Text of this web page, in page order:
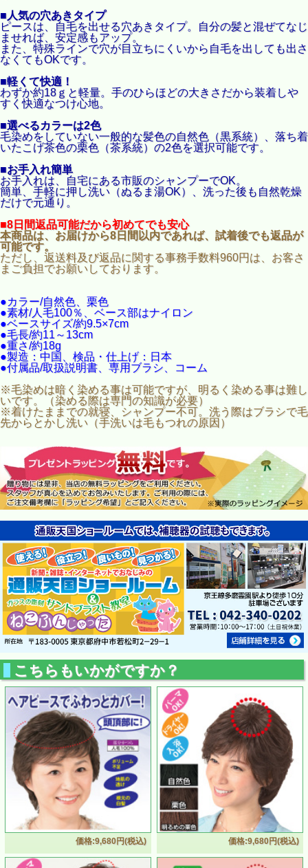
■人気の穴あきタイプ
ピースは、自毛を出せる穴あきタイプ。自分の髪と混ぜてなじ
ませれば、安定感もアップ。
また、特殊ラインで穴が目立ちにくいから自毛を出しても出さ
なくてもOKです。
■軽くて快適！
わずか約18ｇと軽量。手のひらほどの大きさだから装着しや
すく快適なつけ心地。
■選べるカラーは2色
毛染めをしていない一般的な髪色の自然色（黒系統）、落ち着
いたこげ茶色の栗色（茶系統）の2色を選択可能です。
■お手入れ簡単
お手入れは、自宅にある市販のシャンプーでOK。
簡単、手軽に押し洗い（ぬるま湯OK）、洗った後も自然乾燥
だけで元通り。
■8日間返品可能だから初めてでも安心
本商品は、お届けから8日間以内であれば、試着後でも返品が
可能です。
ただし、返送料及び返品に関する事務手数料960円は、お客さ
まご負担でお願いしております。
●カラー/自然色、栗色
●素材/人毛100％、ベース部はナイロン
●ベースサイズ/約9.5×7cm
●毛長/約11～13cm
●重さ/約18g
●製造：中国、検品・仕上げ：日本
●付属品/取扱説明書、専用ブラシ、コーム
※毛染めは暗く染める事は可能ですが、明るく染める事は難し
いです。（染める際は専門の知識が必要）
※着けたままでの就寝、シャンプー不可。洗う際はブラシで毛
先からとかし洗い（手洗いは毛もつれの原因）
こちらもいかがですか？
価格:9,680円(税込) 価格:9,680円(税込)